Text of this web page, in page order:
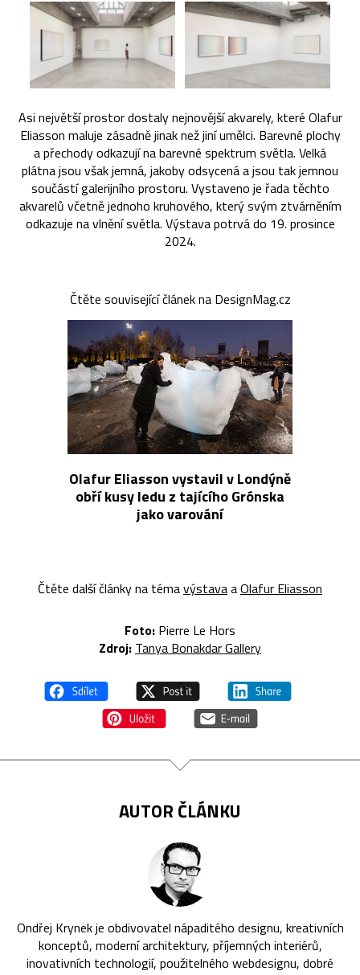
Asi největší prostor dostaly nejnovější akvarely, které Olafur
Eliasson maluje zásadně jinak než jiní umělci. Barevné plochy
a přechody odkazují na barevné spektrum světla. Velká
plátna jsou však jemná, jakoby odsycená a jsou tak jemnou
součástí galerijního prostoru. Vystaveno je řada těchto
akvarelů včetně jednoho kruhového, který svým ztvárněním
odkazuje na vlnění světla. Výstava potrvá do 19. prosince
2024.
Čtěte související článek na DesignMag.cz
Olafur Eliasson vystavil v Londýně
obří kusy ledu z tajícího Grónska
jako varování
Čtěte další články na témavýstavaaOlafur Eliasson
Foto: Pierre Le Hors
Zdroj: Tanya Bonakdar Gallery
AUTOR ČLÁNKU
Ondřej Krynek je obdivovatel nápaditého designu, kreativních
konceptů, moderní architektury, příjemných interiérů,
inovativních technologií, použitelného webdesignu, dobré